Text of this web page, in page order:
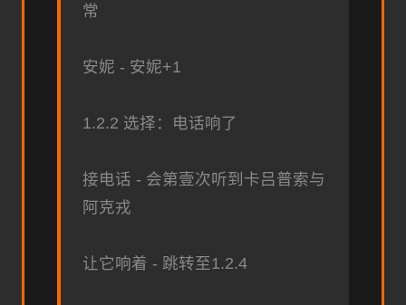
常
安妮 - 安妮+1
1.2.2 选择：电话响了
接电话 - 会第壹次听到卡吕普索与
阿克戎
让它响着 - 跳转至1.2.4